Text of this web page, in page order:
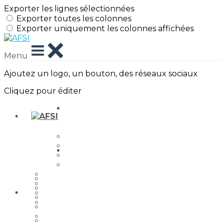
Exporter les lignes sélectionnées
Exporter toutes les colonnes
Exporter uniquement les colonnes affichées
Menu
Ajoutez un logo, un bouton, des réseaux sociaux
Cliquez pour éditer